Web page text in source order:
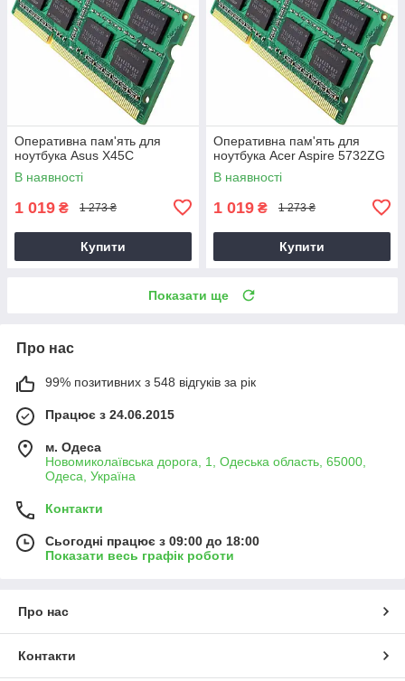
Оперативна пам'ять для
ноутбука Asus X45C
В наявності
1 019 ₴ 1 273 ₴
Купити
Оперативна пам'ять для
ноутбука Acer Aspire 5732ZG
В наявності
1 019 ₴ 1 273 ₴
Купити
Показати ще
Про нас
99% позитивних з 548 відгуків за рік
Працює з 24.06.2015
м. Одеса
Новомиколаївська дорога, 1, Одеська область, 65000,
Одеса, Україна
Контакти
Сьогодні працює з 09:00 до 18:00
Показати весь графік роботи
Про нас
Контакти